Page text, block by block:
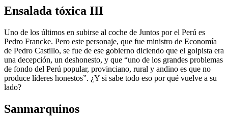
Ensalada tóxica III
Uno de los últimos en subirse al coche de Juntos por el Perú es
Pedro Francke. Pero este personaje, que fue ministro de Economía
de Pedro Castillo, se fue de ese gobierno diciendo que el golpista era
una decepción, un deshonesto, y que “uno de los grandes problemas
de fondo del Perú popular, provinciano, rural y andino es que no
produce líderes honestos”. ¿Y si sabe todo eso por qué vuelve a su
lado?
Sanmarquinos